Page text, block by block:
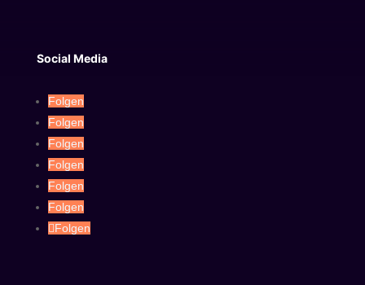
Social Media
Folgen
Folgen
Folgen
Folgen
Folgen
Folgen
Folgen